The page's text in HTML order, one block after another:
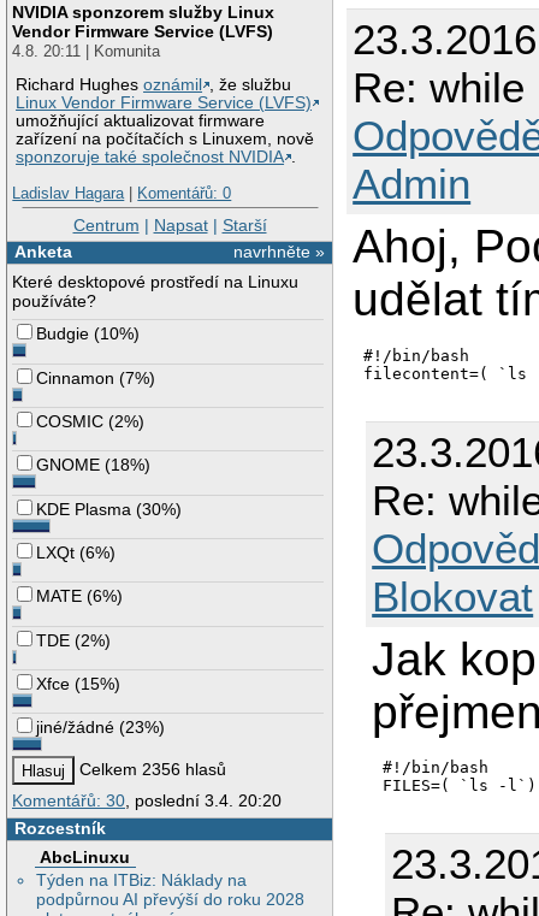
NVIDIA sponzorem služby Linux
Vendor Firmware Service (LVFS)
4.8. 20:11 | Komunita
Richard Hughesoznámil
, že službu
Linux Vendor Firmware Service (LVFS)
umožňující aktualizovat firmware
zařízení na počítačích s Linuxem, nově
sponzoruje také společnost NVIDIA .
Ladislav Hagara| Komentářů: 0
Centrum | Napsat| Starší
navrhněte »
Anketa
Které desktopové prostředí na Linuxu
používáte?
Budgie (10%)
Cinnamon (7%)
COSMIC (2%)
GNOME (18%)
KDE Plasma (30%)
LXQt (6%)
MATE (6%)
TDE (2%)
Xfce (15%)
jiné/žádné (23%)
Celkem 2356 hlasů
Komentářů: 30 , poslední 3.4. 20:20
Rozcestník
AbcLinuxu
Týden na ITBiz: Náklady na
podpůrnou AI převýší do roku 2028
Re: while
Admin
Ahoj,
udělat
#!/bin/bash
Re:
Blokovat
Jak
#!/bin/bash